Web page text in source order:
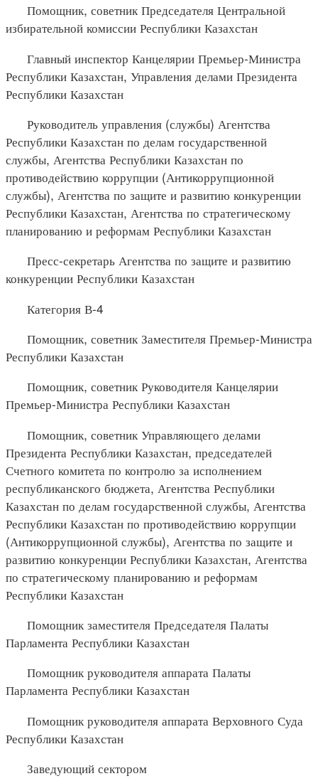
Помощник, советник Председателя Центральной
избирательной комиссии Республики Казахстан
Главный инспектор Канцелярии Премьер-Министра
Республики Казахстан, Управления делами Президента
Республики Казахстан
Руководитель управления (службы) Агентства
Республики Казахстан по делам государственной
службы, Агентства Республики Казахстан по
противодействию коррупции (Антикоррупционной
службы), Агентства по защите и развитию конкуренции
Республики Казахстан, Агентства по стратегическому
планированию и реформам Республики Казахстан
Пресс-секретарь Агентства по защите и развитию
конкуренции Республики Казахстан
Категория В-4
Помощник, советник Заместителя Премьер-Министра
Республики Казахстан
Помощник, советник Руководителя Канцелярии
Премьер-Министра Республики Казахстан
Помощник, советник Управляющего делами
Президента Республики Казахстан, председателей
Счетного комитета по контролю за исполнением
республиканского бюджета, Агентства Республики
Казахстан по делам государственной службы, Агентства
Республики Казахстан по противодействию коррупции
(Антикоррупционной службы), Агентства по защите и
развитию конкуренции Республики Казахстан, Агентства
по стратегическому планированию и реформам
Республики Казахстан
Помощник заместителя Председателя Палаты
Парламента Республики Казахстан
Помощник руководителя аппарата Палаты
Парламента Республики Казахстан
Помощник руководителя аппарата Верховного Суда
Республики Казахстан
Заведующий сектором